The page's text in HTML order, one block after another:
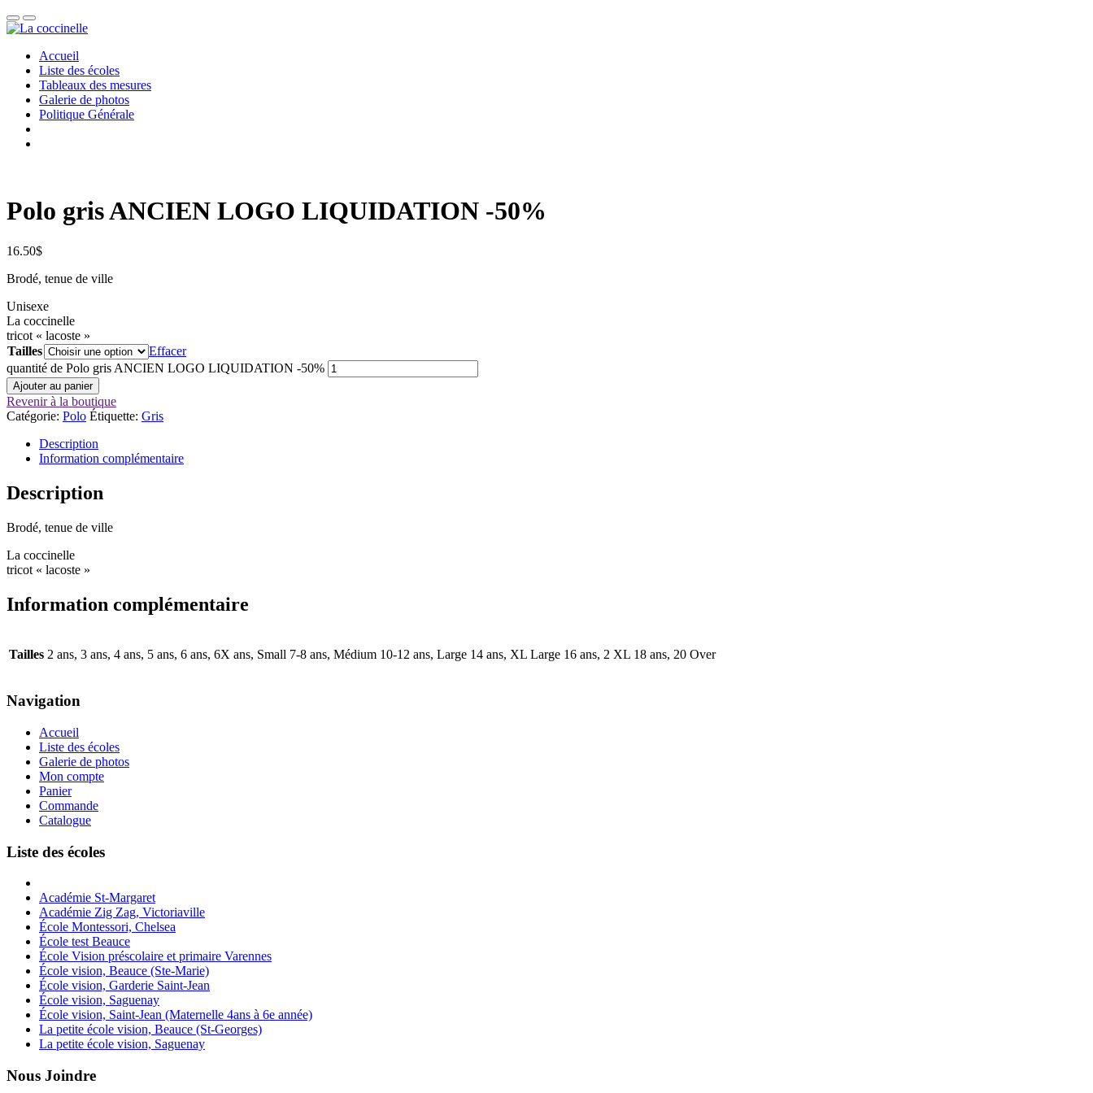
Accueil
Liste des écoles
Tableaux des mesures
Galerie de photos
Politique Générale
Polo gris ANCIEN LOGO LIQUIDATION -50%
16.50$
Brodé, tenue de ville
Unisexe
La coccinelle
tricot « lacoste »
Tailles
Effacer
quantité de Polo gris ANCIEN LOGO LIQUIDATION -50%
Ajouter au panier
Revenir à la boutique
Catégorie: Polo Étiquette: Gris
Description
Information complémentaire
Description
Brodé, tenue de ville
La coccinelle
tricot « lacoste »
Information complémentaire
Tailles 2 ans, 3 ans, 4 ans, 5 ans, 6 ans, 6X ans, Small 7-8 ans, Médium 10-12 ans, Large 14 ans, XL Large 16 ans, 2 XL 18 ans, 20 Over
Navigation
Accueil
Liste des écoles
Galerie de photos
Mon compte
Panier
Commande
Catalogue
Liste des écoles
Académie St-Margaret
Académie Zig Zag, Victoriaville
École Montessori, Chelsea
École test Beauce
École Vision préscolaire et primaire Varennes
École vision, Beauce (Ste-Marie)
École vision, Garderie Saint-Jean
École vision, Saguenay
École vision, Saint-Jean (Maternelle 4ans à 6e année)
La petite école vision, Beauce (St-Georges)
La petite école vision, Saguenay
Nous Joindre